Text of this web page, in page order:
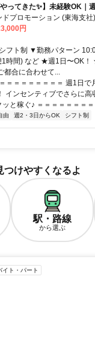
やってきた✨】未経験OK｜
！
プロモーション (東海支社)
円
フト制 ▼勤務パターン
1時間) など ★週1日〜OK！
都合に合わせて...
＝＝＝＝＝＝＝＝ 週1日で
インセンティブでさらに
と稼ぐ♪ ＝＝＝＝＝＝＝
由 週2・3日からOK シフト制
けやすくなるよ
駅・路線
から選ぶ
イト・パート